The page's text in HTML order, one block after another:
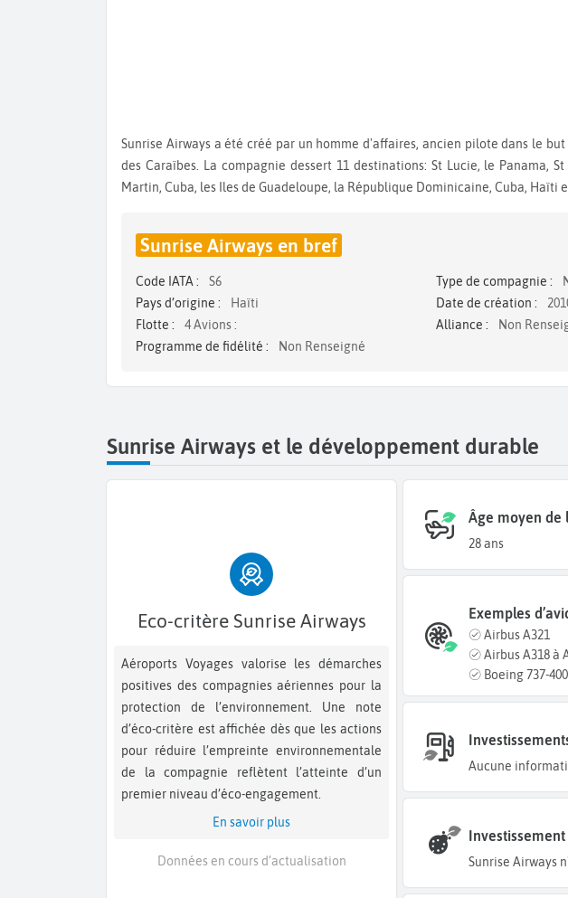
Sunrise Airways a été créé par un homme d'affaires, ancien pilote dans le but de relier les capitales et les îles
des Caraïbes. La compagnie dessert 11 destinations: St Lucie, le Panama,
Martin, Cuba, les Iles de Guadeloupe, la République Dominicaine, Cuba, Haïti
Sunrise Airways en bref
Code IATA : S6 Type de compagnie :
Pays d’origine :
Haïti Date de création :
Flotte :
4 Avions : Alliance :
Non
Programme de fidélité :
Non Renseigné
Sunrise Airways et le développement durable
Eco-critère Sunrise Airways
Aéroports Voyages valorise les démarches
positives des compagnies aériennes pour la
protection de l’environnement. Une note
d’éco-critère est affichée dès que les actions
pour réduire l’empreinte environnementale
de la compagnie reflètent l’atteinte d’un
premier niveau d’éco-engagement.
En savoir plus
Données en cours d’actualisation
Âge moyen de
28 ans
Exemples
Airbus A321
Airbus A318 à
Boeing 737-400
Aucune
Sunrise Airways